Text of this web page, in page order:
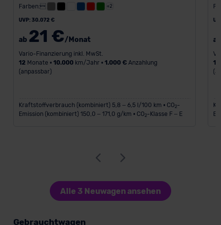
Farben:
+2
UVP: 30.072 €
ab 21 €/Monat
Vario-Finanzierung inkl. MwSt.
12 Monate • 10.000km/Jahr • 1.000 €Anzahlung
(anpassbar)
Kraftstoffverbrauch (kombiniert) 5,8 – 6,5 l/100 km • CO2-
Emission (kombiniert) 150,0 – 171,0 g/km • CO2-Klasse F – E
12
Alle 3 Neuwagen ansehen
Gebrauchtwagen